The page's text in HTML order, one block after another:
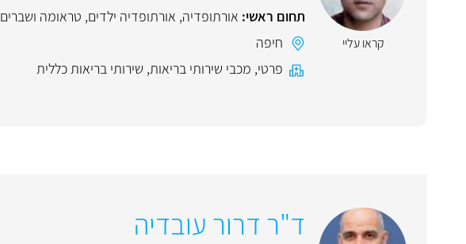
קראו עליי
תחום ראשי: אורתופדיה, אורתופדיה ילדים, טראומה ושברים
חיפה
פרטי, מכבי שירותי בריאות, שירותי בריאות כללית
ד"ר דרור עובדיה